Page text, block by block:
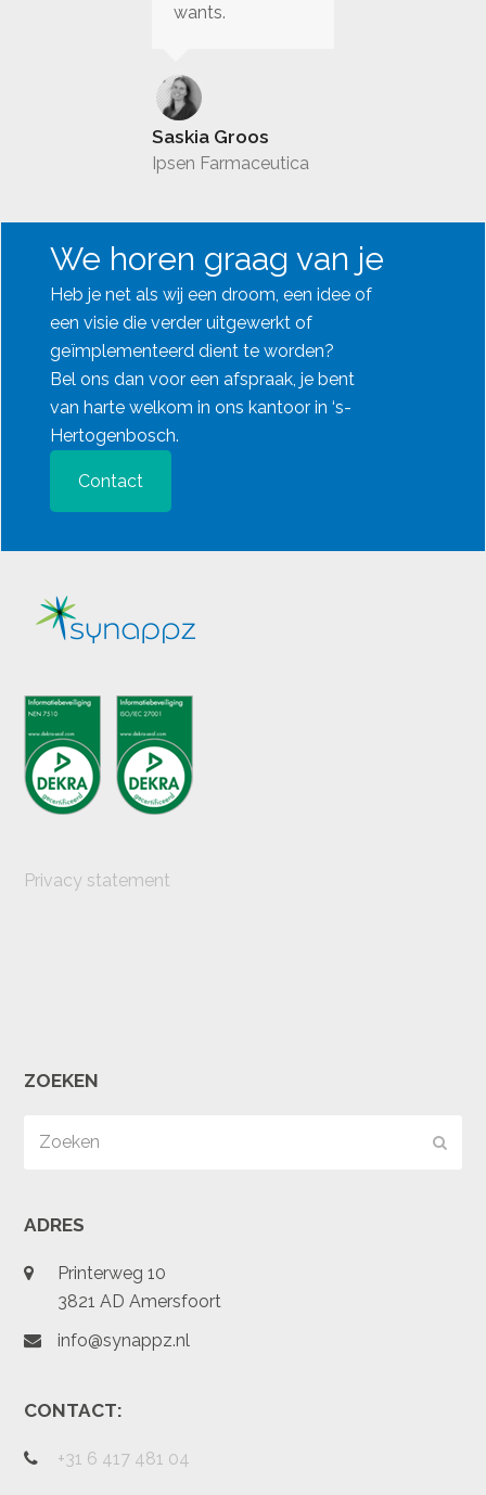
wants.
Saskia Groos
Ipsen Farmaceutica
We horen graag van je
Heb je net als wij een droom, een idee of
een visie die verder uitgewerkt of
geïmplementeerd dient te worden?
Bel ons dan voor een afspraak, je bent
van harte welkom in ons kantoor in ‘s-
Hertogenbosch.
Contact
Privacy statement
ZOEKEN
ADRES
Printerweg 10
3821 AD Amersfoort
info@synappz.nl
CONTACT:
+31 6 417 481 04